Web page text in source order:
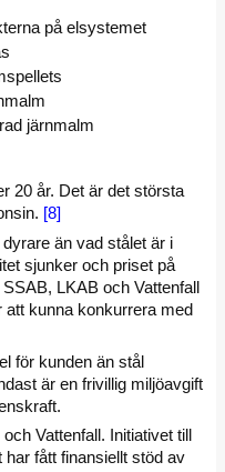
på elsystemet
järnmalm
20 år. Det är det största
[8]
än vad stålet är i
sjunker och priset på
LKAB och Vattenfall
kunna konkurrera med
för kunden än stål
är en frivillig miljöavgift
Vattenfall. Initiativet till
fått finansiellt stöd av